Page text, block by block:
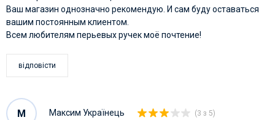
Ваш магазин однозначно рекомендую. И сам буду оставаться
вашим постоянным клиентом.
Всем любителям перьевых ручек моё почтение!
відповісти
М Максим Українець (3 з 5)